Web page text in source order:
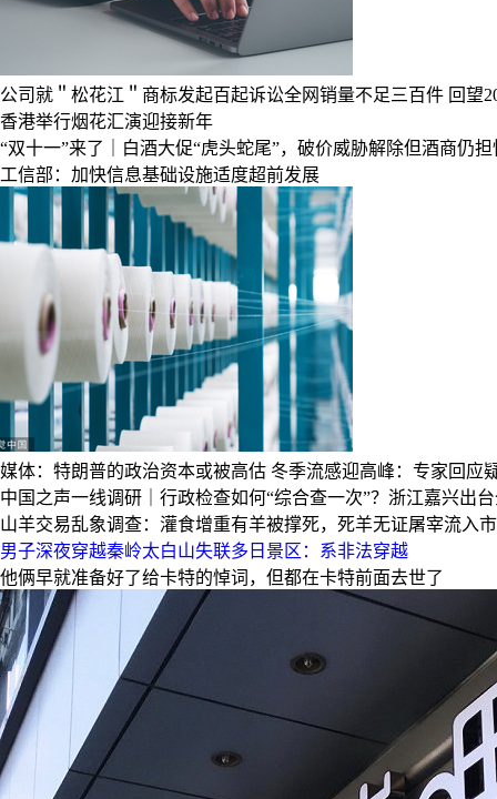
公司就＂松花江＂商标发起百起诉讼全网销量不足三百件 回望
香港举行烟花汇演迎接新年
“双十一”来了｜白酒大促“虎头蛇尾”，破价威胁解除但酒商仍
工信部：加快信息基础设施适度超前发展
媒体：特朗普的政治资本或被高估 冬季流感迎高峰：专家回应
中国之声一线调研｜行政检查如何“综合查一次”？浙江嘉兴出
山羊交易乱象调查：灌食增重有羊被撑死，死羊无证屠宰流入
男子深夜穿越秦岭太白山失联多日景区：系非法穿越
他俩早就准备好了给卡特的悼词，但都在卡特前面去世了